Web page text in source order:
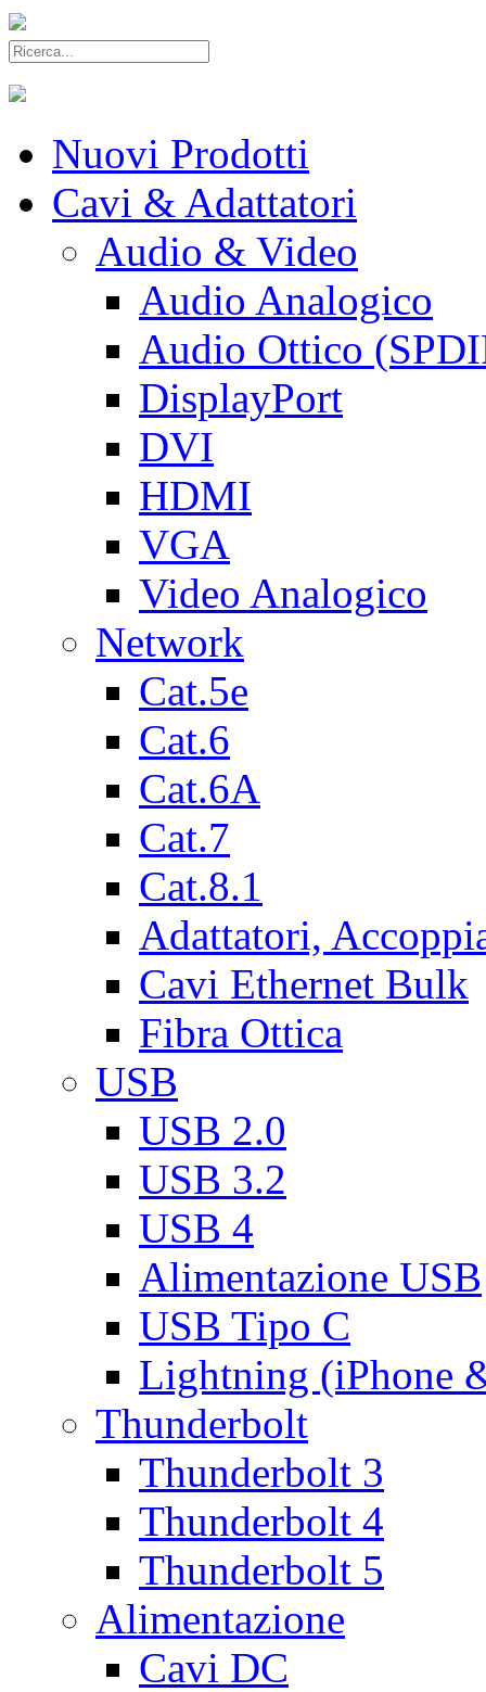
Nuovi Prodotti
Cavi & Adattatori
Audio & Video
Audio Analogico
Audio Ottico
DisplayPort
DVI
HDMI
VGA
Video Analogico
Network
Cat.5e
Cat.6
Cat.6A
Cat.7
Cat.8.1
Adattatori,
Cavi Ethernet Bulk
Fibra Ottica
USB
USB 2.0
USB 3.2
USB 4
Alimentazione USB
USB Tipo C
Lightning (iPhone
Thunderbolt
Thunderbolt 3
Thunderbolt 4
Thunderbolt 5
Alimentazione
Cavi DC